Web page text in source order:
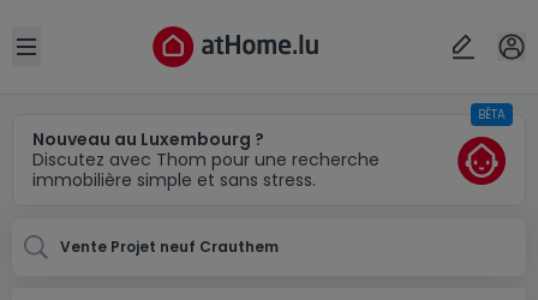
Open sidebar
Nouveau au Luxembourg ?
Discutez avec Thom pour une recherche
immobilière simple et sans stress.
BÊTA
Vente Projet neuf Crauthem
Localité(s)
Annuler OK